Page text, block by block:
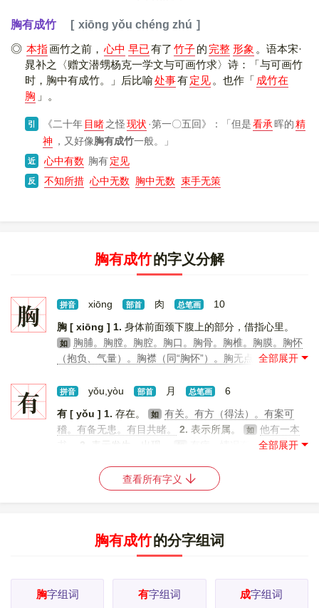
胸有成竹
xiōng yǒu chéng zhú
本指画竹之前， 心中 早已有了 竹子的 完整 形象 。语本宋·
晁补之〈赠文潜甥杨克一学文与可画竹求〉诗：「与可画竹
时，胸中有成竹。」后比喻处事有定见 。也作「 成竹在
胸 」。
引 《二十年 目睹之怪现状 ·第一〇五回》 ：「但是看承晖的精
神 ，又好像胸有成竹一般。」
近 心中有数 胸有定见
反 不知所措 心中无数 胸中无数 束手无策
胸有成竹的字义分解
胸 拼音 xiōng 部首 肉 总笔画
10
胸 [ xiōng ] 1. 身体前面颈下腹上的部分，借指心里。
如
胸脯。胸膛。胸腔。胸口。胸骨。胸椎。胸膜。胸怀
（抱负、气量）。胸襟（同“胸怀”）。胸无点墨（指读书
[更多解释]
有 拼音 yǒu,yòu 部首 月 总笔画
6
有 [ yǒu ] 1. 存在。 如
有关。有方（得法）。有案可
稽。有备无患。有目共睹。
2. 表示所属。 如
他有一本
3. 表示发生、出现。 有病。情况有变化。 4.表
6. 用在某些动词前面表示客气。
无定指，与“某”相近。 如 有一天。
查看所有字义
胸有成竹的分字组词
胸字组词 有字组词 成字组词